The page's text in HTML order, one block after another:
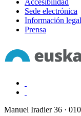
Sede electrónica
Información legal
Prensa
Manuel Iradier 36 ·